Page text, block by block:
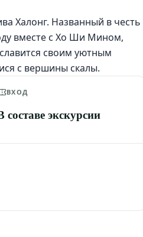
Халонг. Названный в честь
вместе с Хо Ши Мином,
своим уютным
с вершины скалы.
ВХОД
составе экскурсии